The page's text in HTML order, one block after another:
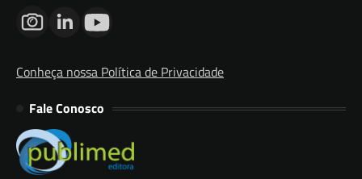
Conheça nossa Política de Privacidade
Fale Conosco